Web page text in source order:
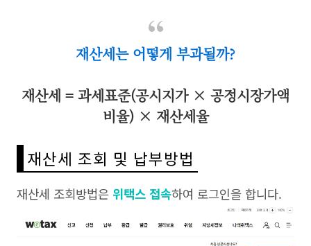
재산세는 어떻게 부과될까?
재산세 = 과세표준(공시지가 × 공정시장가액
비율) × 재산세율
재산세 조회 및 납부방법
재산세 조회방법은 위택스 접속하여 로그인을 합니다.